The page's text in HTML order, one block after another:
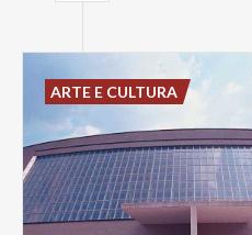
ARTE E CULTURA